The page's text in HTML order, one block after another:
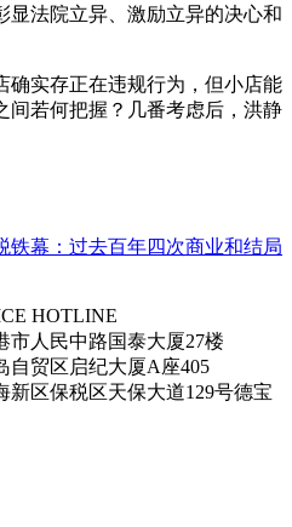
显法院立异、激励立异的决心和
实存正在违规行为，但小店能
间若何把握？几番考虑后，洪静
铁幕：过去百年四次商业和结局
HOTLINE
市人民中路国泰大厦27楼
自贸区启纪大厦A座405
新区保税区天保大道129号德宝